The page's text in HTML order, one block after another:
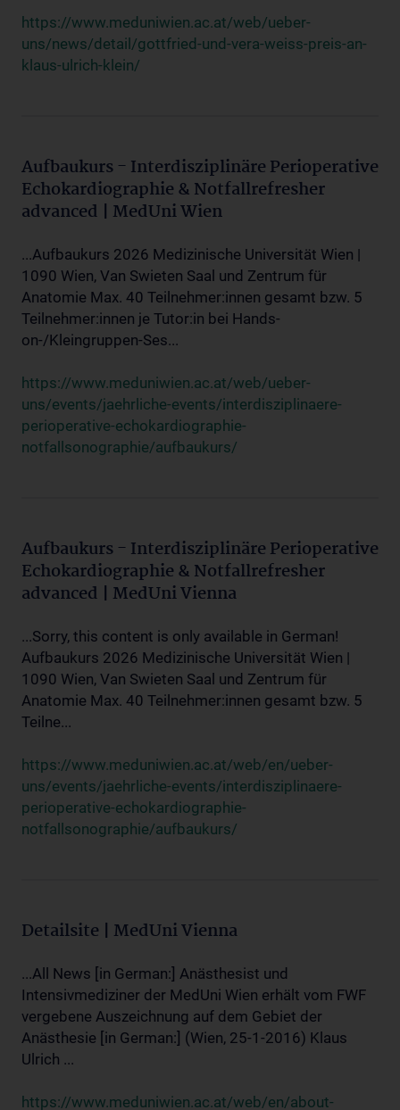
https://www.meduniwien.ac.at/web/ueber-
uns/news/detail/gottfried-und-vera-weiss-preis-an-
klaus-ulrich-klein/
Aufbaukurs - Interdisziplinäre Perioperative
Echokardiographie & Notfallrefresher
advanced | MedUni Wien
...Aufbaukurs 2026 Medizinische Universität Wien |
1090 Wien, Van Swieten Saal und Zentrum für
Anatomie Max. 40 Teilnehmer:innen gesamt bzw. 5
Teilnehmer:innen je Tutor:in bei Hands-
on-/Kleingruppen-Ses...
https://www.meduniwien.ac.at/web/ueber-
uns/events/jaehrliche-events/interdisziplinaere-
perioperative-echokardiographie-
notfallsonographie/aufbaukurs/
Aufbaukurs - Interdisziplinäre Perioperative
Echokardiographie & Notfallrefresher
advanced | MedUni Vienna
...Sorry, this content is only available in German!
Aufbaukurs 2026 Medizinische Universität Wien |
1090 Wien, Van Swieten Saal und Zentrum für
Anatomie Max. 40 Teilnehmer:innen gesamt bzw. 5
Teilne...
https://www.meduniwien.ac.at/web/en/ueber-
uns/events/jaehrliche-events/interdisziplinaere-
perioperative-echokardiographie-
notfallsonographie/aufbaukurs/
Detailsite | MedUni Vienna
...All News [in German:] Anästhesist und
Intensivmediziner der MedUni Wien erhält vom FWF
vergebene Auszeichnung auf dem Gebiet der
Anästhesie [in German:] (Wien, 25-1-2016) Klaus
Ulrich ...
https://www.meduniwien.ac.at/web/en/about-